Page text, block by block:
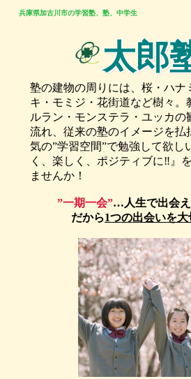
兵庫県加古川市の学習塾、塾、中学生
太郎
塾の建物の周りには、桜・ハナ
キ・モミジ・花街道など樹々。
ルラン・モンステラ・ユッカの
流れ、従来の塾のイメージを払
気の”学習空間”で勉強して欲し
く、楽しく、ポジティブに‼』
ませんか！
”一期一会”…人生で出会え
だから1つの出会いを大